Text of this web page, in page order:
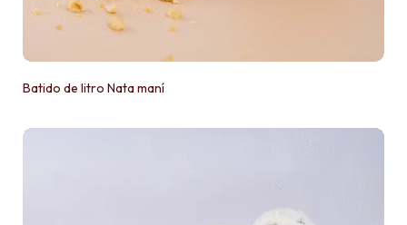
Batido de litro Nata maní